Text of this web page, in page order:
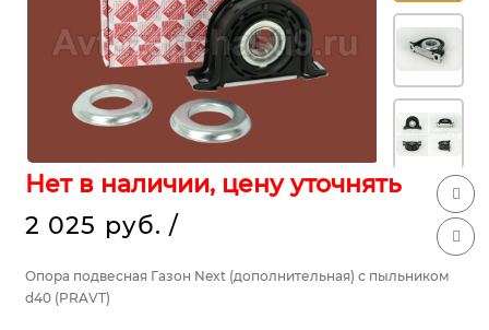
Нет в наличии, цену уточнять
2 025 руб. /
Опора подвесная Газон Next (дополнительная) с пыльником
d40 (PRAVT)